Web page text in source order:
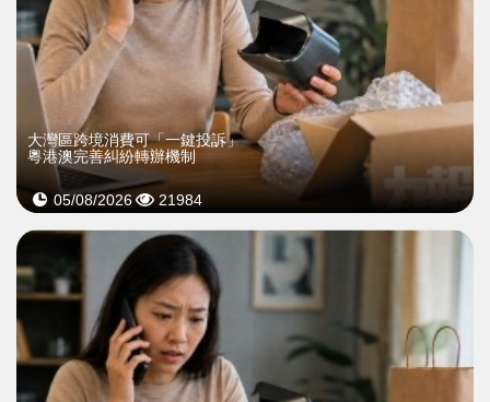
大灣區跨境消費可「一鍵投訴」
粵港澳完善糾紛轉辦機制
05/08/2026 21984